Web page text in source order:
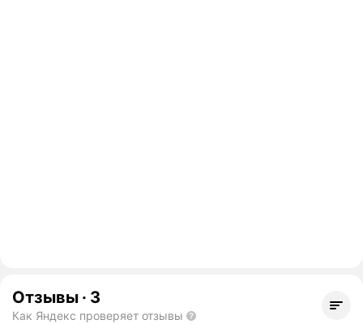
Отзывы · 3
Как Яндекс проверяет отзывы